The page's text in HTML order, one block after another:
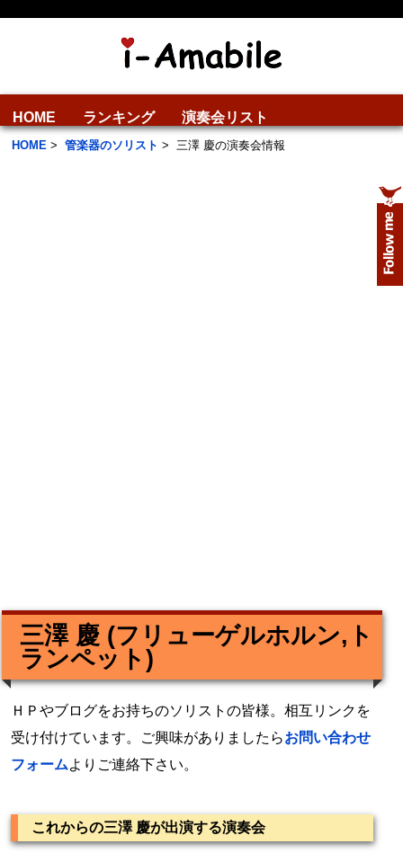
HOME ランキング 演奏会リスト
HOME > 管楽器のソリスト > 三澤 慶の演奏会情報
三澤 慶 (フリューゲルホルン,ト
ランペット)
ＨＰやブログをお持ちのソリストの皆様。相互リンクを
受け付けています。ご興味がありましたらお問い合わせ
フォームよりご連絡下さい。
これからの三澤 慶が出演する演奏会